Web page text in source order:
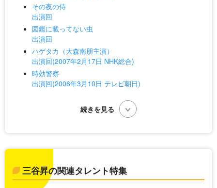
その夜の侍
出演回
図鑑に載ってない虫
出演回
ハゲタカ（大森南朋主演）
出演回(2007年2月17日 NHK総合)
時効警察
出演回(2006年3月10日 テレビ朝日)
三谷昇の関連タレント特集